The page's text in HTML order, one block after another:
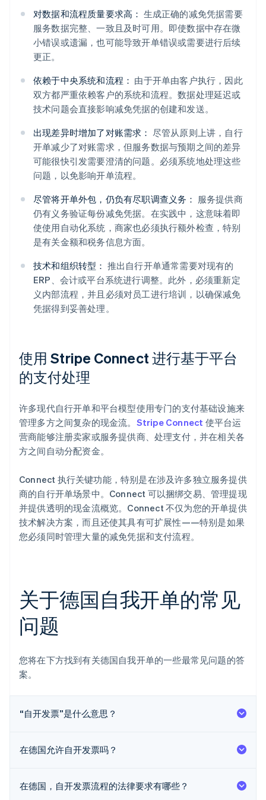
对数据和流程质量要求高： 生成正确的减免凭据需要
服务数据完整、一致且及时可用。即使数据中存在微
小错误或遗漏，也可能导致开单错误或需要进行后续
更正。
依赖于中央系统和流程： 由于开单由客户执行，因此
双方都严重依赖客户的系统和流程。数据处理延迟或
技术问题会直接影响减免凭据的创建和发送。
出现差异时增加了对账需求： 尽管从原则上讲，自行
开单减少了对账需求，但服务数据与预期之间的差异
可能很快引发需要澄清的问题。必须系统地处理这些
问题，以免影响开单流程。
尽管将开单外包，仍负有尽职调查义务： 服务提供商
仍有义务验证每份减免凭据。在实践中，这意味着即
使使用自动化系统，商家也必须执行额外检查，特别
是有关金额和税务信息方面。
技术和组织转型： 推出自行开单通常需要对现有的
ERP、会计或平台系统进行调整。此外，必须重新定
义内部流程，并且必须对员工进行培训，以确保减免
凭据得到妥善处理。
使用 Stripe Connect 进行基于平台
的支付处理
许多现代自行开单和平台模型使用专门的支付基础设施来
管理多方之间复杂的现金流。 Stripe Connect 使平台运
营商能够注册卖家或服务提供商、处理支付，并在相关各
方之间自动分配资金。
Connect 执行关键功能，特别是在涉及许多独立服务提供
商的自行开单场景中。Connect 可以捆绑交易、管理提现
并提供透明的现金流概览。Connect 不仅为您的开单提供
技术解决方案，而且还使其具有可扩展性——特别是如果
您必须同时管理大量的减免凭据和支付流程。
关于德国自我开单的常见
问题
您将在下方找到有关德国自我开单的一些最常见问题的答
案。
“自开发票”是什么意思？
在德国允许自开发票吗？
在德国，自开发票流程的法律要求有哪些？
English
爱沙尼亚